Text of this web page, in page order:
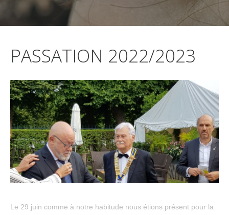
PASSATION 2022/2023
Le 29 juin comme à notre habitude nous étions présent pour la